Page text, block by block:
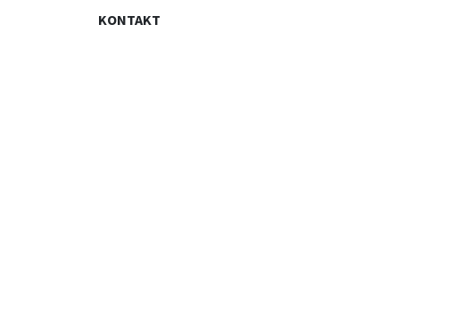
KONTAKT